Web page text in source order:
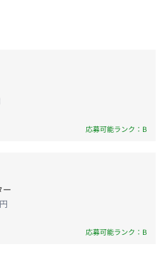
します。
歩9分
2番出口より徒歩8分
125日＋有給5日以上
によってキャリアが左右
のものを変えることに向
社では、案件にエンジニ
一人ひとりの志向や将
を行っています。 その背
向性を一緒に整理して
明確に言語化できていな
についても、対話を重
ていくことが可能です。
前提でのプロジェクト
応募可能ランク：B
ー
応募可能ランク：B